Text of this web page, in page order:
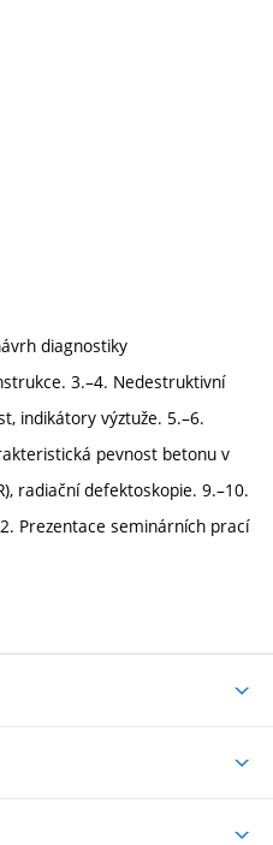
diagnostiky
3.–4. Nedestruktivní
indikátory výztuže. 5.–6.
pevnost betonu v
radiační defektoskopie. 9.–10.
Prezentace seminárních prací